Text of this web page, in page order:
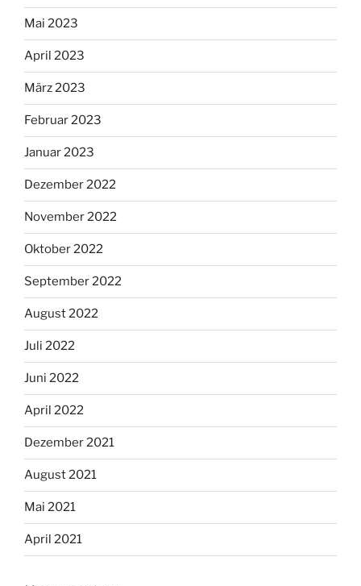
Mai 2023
April 2023
März 2023
Februar 2023
Januar 2023
Dezember 2022
November 2022
Oktober 2022
September 2022
August 2022
Juli 2022
Juni 2022
April 2022
Dezember 2021
August 2021
Mai 2021
April 2021